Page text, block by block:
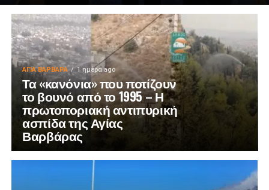
ΑΓΙΑ ΒΑΡΒΑΡΑ 1 ημέρα ago
Τα «κανόνια» που ποτίζουν
το βουνό από το 1995 – Η
πρωτοποριακή αντιπυρική
ασπίδα της Αγίας
Βαρβάρας